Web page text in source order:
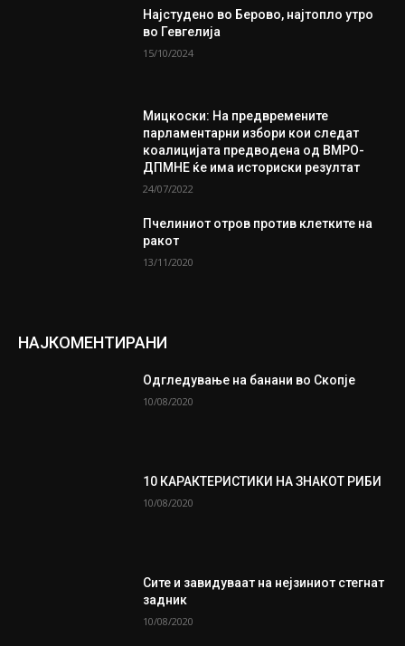
Најстудено во Берово, најтопло утро
во Гевгелија
15/10/2024
Мицкоски: На предвремените
парламентарни избори кои следат
коалицијата предводена од ВМРО-
ДПМНЕ ќе има историски резултат
24/07/2022
Пчелиниот отров против клетките на
ракот
13/11/2020
НАЈКОМЕНТИРАНИ
Одгледување на банани во Скопје
10/08/2020
10 КАРАКТЕРИСТИКИ НА ЗНАКОТ РИБИ
10/08/2020
Сите и завидуваат на нејзиниот стегнат
задник
10/08/2020